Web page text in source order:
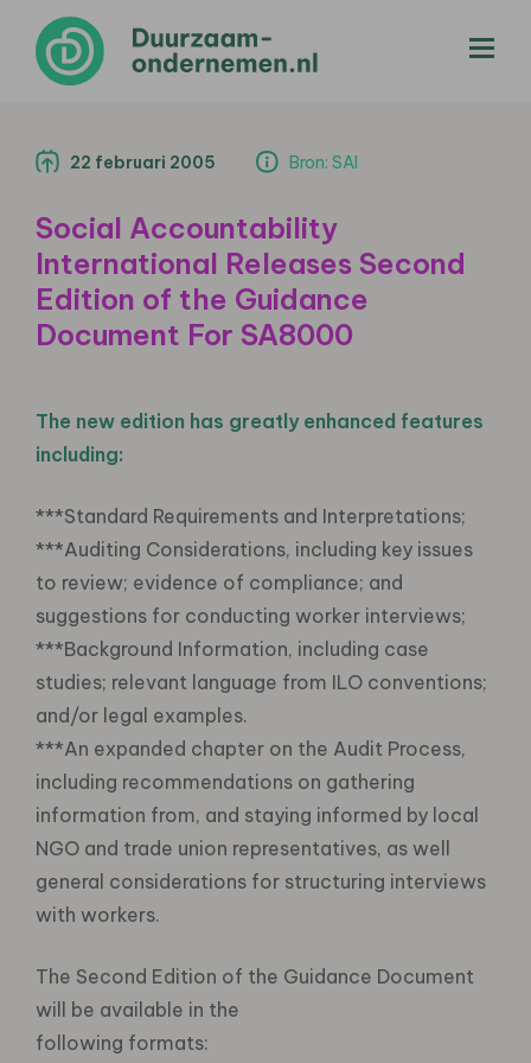
22 februari 2005 Bron: SAI
Social Accountability
International Releases Second
Edition of the Guidance
Document For SA8000
The new edition has greatly enhanced features
including:
***Standard Requirements and Interpretations;
***Auditing Considerations, including key issues
to review; evidence of compliance; and
suggestions for conducting worker interviews;
***Background Information, including case
studies; relevant language from ILO conventions;
and/or legal examples.
***An expanded chapter on the Audit Process,
including recommendations on gathering
information from, and staying informed by local
NGO and trade union representatives, as well
general considerations for structuring interviews
with workers.
The Second Edition of the Guidance Document
will be available in the
following formats: